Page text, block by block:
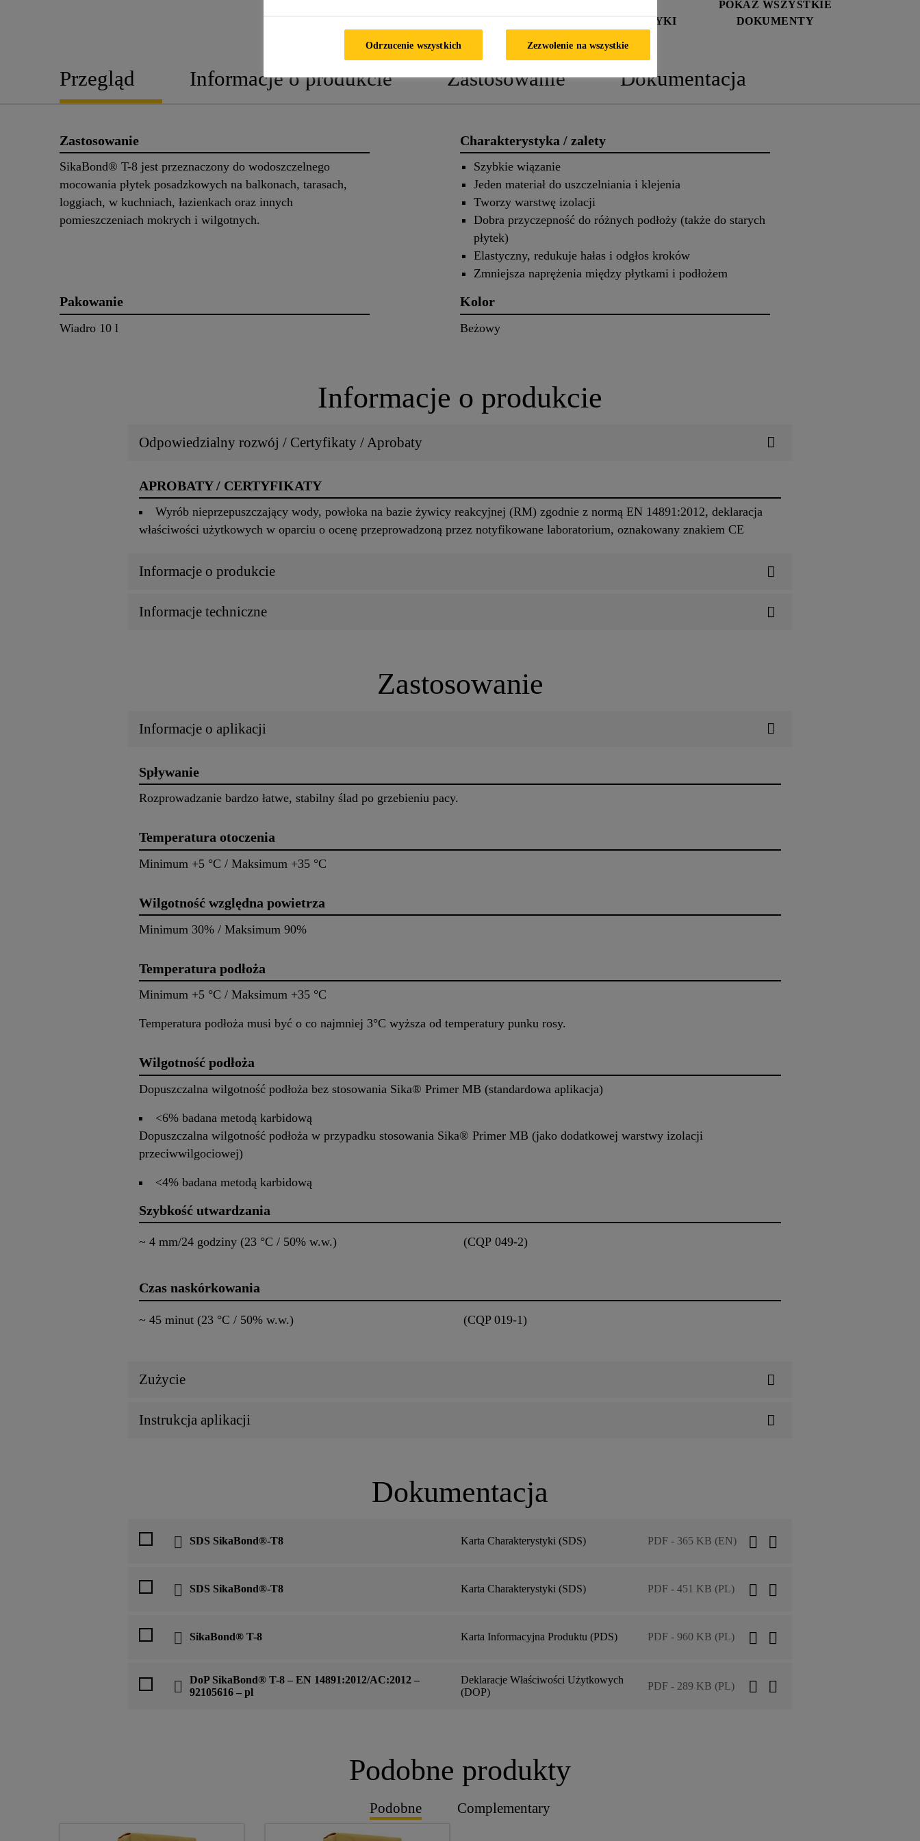
CHARAKTERYSTYKI
POKAŻ WSZYSTKIE
DOKUMENTY
Przegląd Informacje o produkcie Zastosowanie Dokumentacja
Zastosowanie
SikaBond® T-8 jest przeznaczony do wodoszczelnego
mocowania płytek posadzkowych na balkonach, tarasach,
loggiach, w kuchniach, łazienkach oraz innych
pomieszczeniach mokrych i wilgotnych.
Charakterystyka / zalety
Szybkie wiązanie
Jeden materiał do uszczelniania i klejenia
Tworzy warstwę izolacji
Dobra przyczepność do różnych podłoży (także do starych
płytek)
Elastyczny, redukuje hałas i odgłos kroków
Zmniejsza naprężenia między płytkami i podłożem
Pakowanie
Wiadro 10 l
Kolor
Beżowy
Informacje o produkcie
Odpowiedzialny rozwój / Certyfikaty / Aprobaty
APROBATY / CERTYFIKATY
Wyrób nieprzepuszczający wody, powłoka na bazie żywicy reakcyjnej (RM) zgodnie z normą EN 14891:2012, deklaracja
właściwości użytkowych w oparciu o ocenę przeprowadzoną przez notyfikowane laboratorium, oznakowany znakiem CE
Informacje o produkcie
Informacje techniczne
Zastosowanie
Informacje o aplikacji
Spływanie
Rozprowadzanie bardzo łatwe, stabilny ślad po grzebieniu pacy.
Temperatura otoczenia
Minimum +5 °C / Maksimum +35 °C
Wilgotność względna powietrza
Minimum 30% / Maksimum 90%
Temperatura podłoża
Minimum +5 °C / Maksimum +35 °C
Temperatura podłoża musi być o co najmniej 3°C wyższa od temperatury punku rosy.
Wilgotność podłoża
Dopuszczalna wilgotność podłoża bez stosowania Sika® Primer MB (standardowa aplikacja)
<6% badana metodą karbidową
Dopuszczalna wilgotność podłoża w przypadku stosowania Sika® Primer MB (jako dodatkowej warstwy izolacji
przeciwwilgociowej)
<4% badana metodą karbidową
Szybkość utwardzania
~ 4 mm/24 godziny (23 °C / 50% w.w.) (CQP 049-2)
Czas naskórkowania
~ 45 minut (23 °C / 50% w.w.) (CQP 019-1)
Zużycie
Instrukcja aplikacji
Dokumentacja
SDS SikaBond®-T8 Karta Charakterystyki (SDS) PDF - 365 KB (EN)
SDS SikaBond®-T8 Karta Charakterystyki (SDS) PDF - 451 KB (PL)
SikaBond® T-8 Karta Informacyjna Produktu (PDS) PDF - 960 KB (PL)
DoP SikaBond® T-8 – EN 14891:2012/AC:2012 –
92105616 – pl
Deklaracje Właściwości Użytkowych
(DOP)
PDF - 289 KB (PL)
Podobne produkty
Podobne Complementary
Odrzucenie wszystkich Zezwolenie na wszystkie